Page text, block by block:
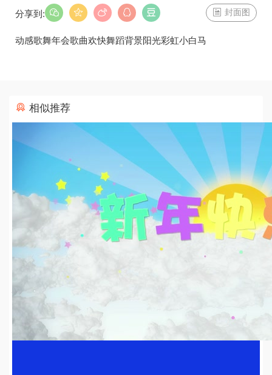
分享到: 封面图
动感歌舞年会歌曲欢快舞蹈背景阳光彩虹小白马
相似推荐
04:33
2025-06-14
39
jinjinfa@126.com
2025-06-14
歌曲火力全开led视频背景-无词dj